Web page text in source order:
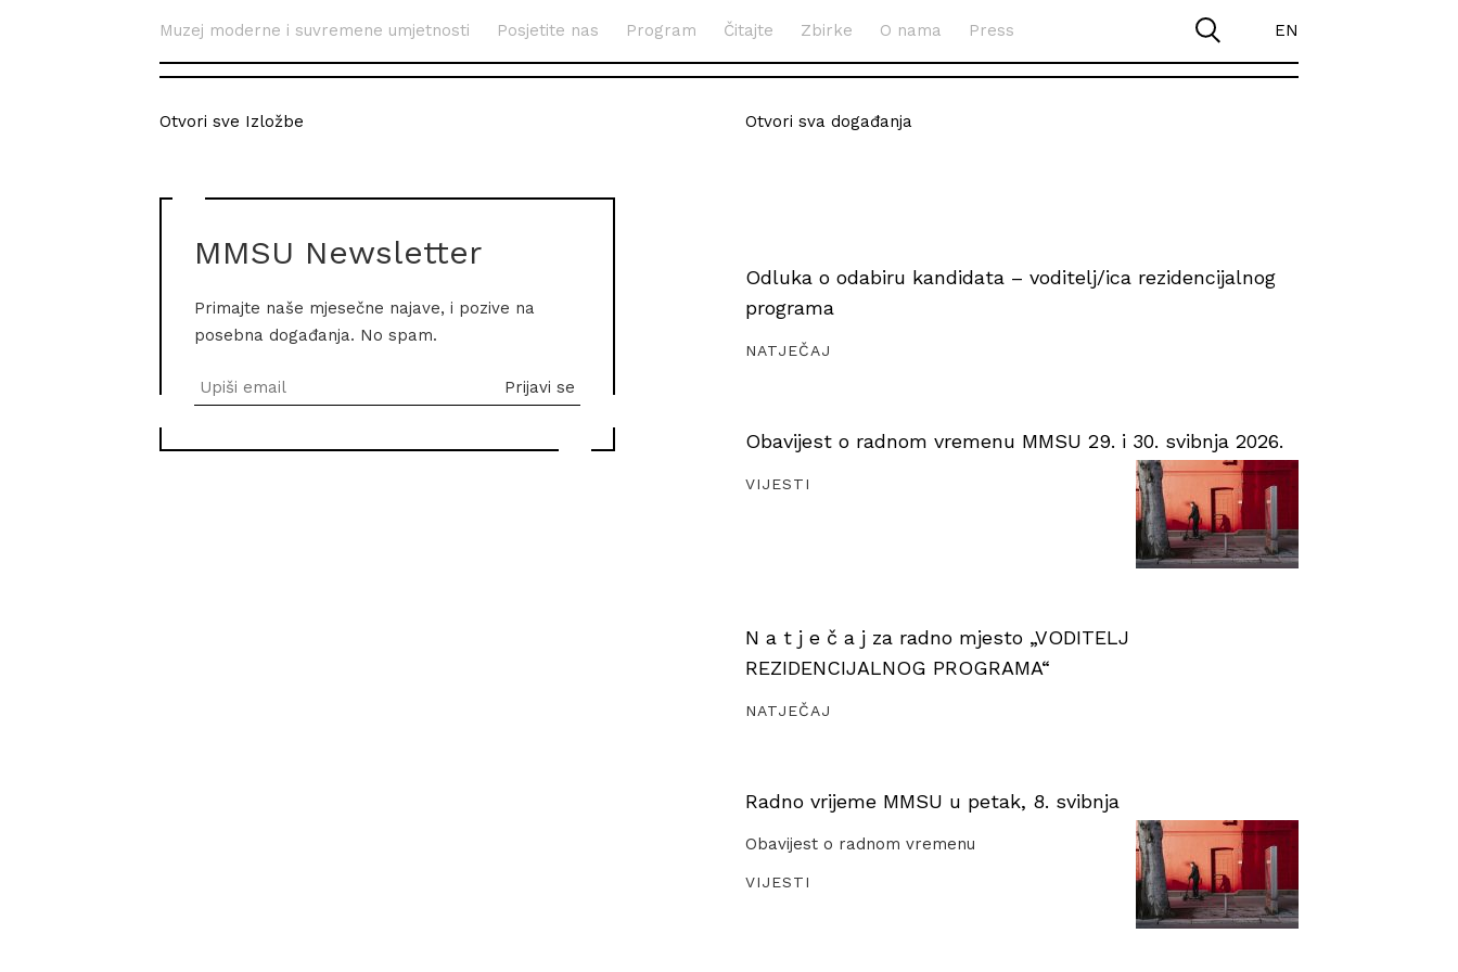
Muzej moderne i suvremene umjetnosti Posjetite nas Program Čitajte Zbirke O nama Press EN
Otvori sve Izložbe
MMSU Newsletter
Primajte naše mjesečne najave, i pozive na
posebna događanja. No spam.
Otvori sva događanja
Odluka o odabiru kandidata – voditelj/ica rezidencijalnog
programa
NATJEČAJ
Obavijest o radnom vremenu MMSU 29. i 30. svibnja 2026.
VIJESTI
N a t j e č a j za radno mjesto „VODITELJ
REZIDENCIJALNOG PROGRAMA“
NATJEČAJ
Radno vrijeme MMSU u petak, 8. svibnja
Obavijest o radnom vremenu
VIJESTI